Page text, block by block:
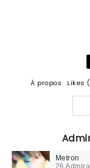
À propos Likes
Metron
26